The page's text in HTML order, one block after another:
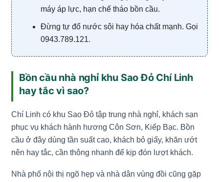
máy áp lực, hạn chế tháo bồn cầu.
Đừng tự đổ nước sôi hay hóa chất mạnh. Gọi
0943.789.121.
Bồn cầu nhà nghỉ khu Sao Đỏ Chí Linh
hay tắc vì sao?
Chí Linh có khu Sao Đỏ tập trung nhà nghỉ, khách sạn
phục vụ khách hành hương Côn Sơn, Kiếp Bạc. Bồn
cầu ở đây dùng tần suất cao, khách bỏ giấy, khăn ướt
nên hay tắc, cần thông nhanh để kịp đón lượt khách.
Nhà phố nội thị ngõ hẹp và nhà dân vùng đồi cũng gặp